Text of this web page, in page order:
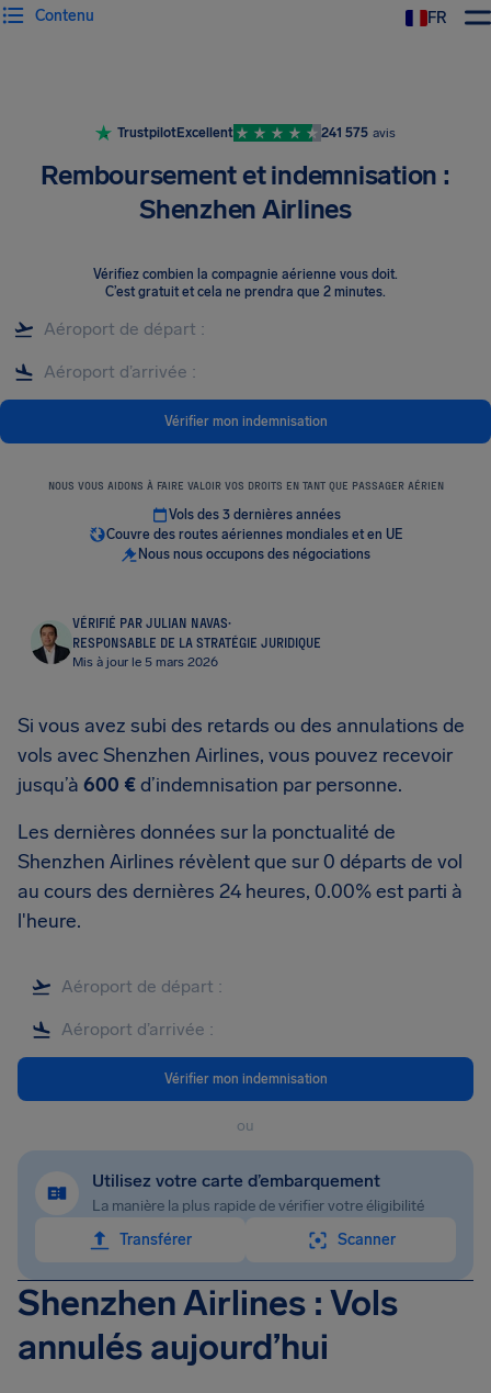
FR
Contenu
TrustpilotExcellent 241 575 avis
Remboursement et indemnisation :
Shenzhen Airlines
Vérifiez combien la compagnie aérienne vous doit.
C’est gratuit et cela ne prendra que 2 minutes.
Vérifier mon indemnisation
NOUS VOUS AIDONS À FAIRE VALOIR VOS DROITS EN TANT QUE PASSAGER AÉRIEN
Vols des 3 dernières années
Couvre des routes aériennes mondiales et en UE
Nous nous occupons des négociations
VÉRIFIÉ PAR JULIAN NAVAS·
RESPONSABLE DE LA STRATÉGIE JURIDIQUE
Mis à jour le 5 mars 2026
Si vous avez subi des retards ou des annulations de
vols avec Shenzhen Airlines, vous pouvez recevoir
jusqu’à 600 €d’indemnisation par personne.
Les dernières données sur la ponctualité de
Shenzhen Airlines révèlent que sur 0 départs de vol
au cours des dernières 24 heures, 0.00% est parti à
l'heure.
Vérifier mon indemnisation
ou
Utilisez votre carte d’embarquement
La manière la plus rapide de vérifier votre éligibilité
Transférer
Scanner
Shenzhen Airlines : Vols
annulés aujourd’hui